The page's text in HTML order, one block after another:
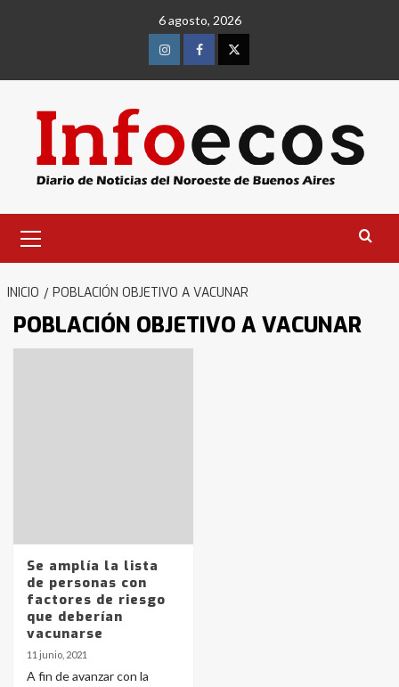
6 agosto, 2026
InstagramFacebookTwitter
primario
INICIO POBLACIÓN OBJETIVO A VACUNAR
POBLACIÓN OBJETIVO A VACUNAR
Se amplía la lista
de personas con
factores de riesgo
que deberían
vacunarse
11 junio, 2021
A fin de avanzar con la
4
5
Los precios de los combustibles en
La Pampa, desde YPF hasta Axion